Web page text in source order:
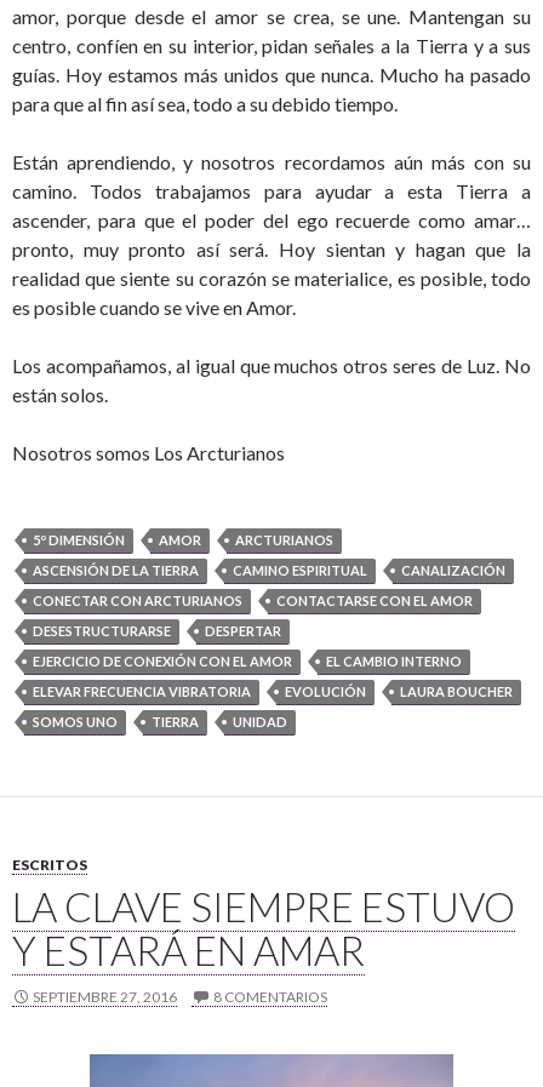
amor, porque desde el amor se crea, se une. Mantengan su
centro, confíen en su interior, pidan señales a la Tierra y a sus
guías. Hoy estamos más unidos que nunca. Mucho ha pasado
para que al fin así sea, todo a su debido tiempo.
Están aprendiendo, y nosotros recordamos aún más con su
camino. Todos trabajamos para ayudar a esta Tierra a
ascender, para que el poder del ego recuerde como amar…
pronto, muy pronto así será. Hoy sientan y hagan que la
realidad que siente su corazón se materialice, es posible, todo
es posible cuando se vive en Amor.
Los acompañamos, al igual que muchos otros seres de Luz. No
están solos.
Nosotros somos Los Arcturianos
5º DIMENSIÓN AMOR
ARCTURIANOS
ASCENSIÓN DE LA TIERRA
CAMINO ESPIRITUAL
CANALIZACIÓN
CONECTAR CON ARCTURIANOS
CONTACTARSE CON EL AMOR
DESESTRUCTURARSE
DESPERTAR
EJERCICIO DE CONEXIÓN CON EL AMOR
EL CAMBIO INTERNO
ELEVAR FRECUENCIA VIBRATORIA
EVOLUCIÓN
LAURA BOUCHER
SOMOS UNO
TIERRA UNIDAD
ESCRITOS
LA CLAVE SIEMPRE ESTUVO
Y ESTARÁ EN AMAR
SEPTIEMBRE 27, 2016 8 COMENTARIOS